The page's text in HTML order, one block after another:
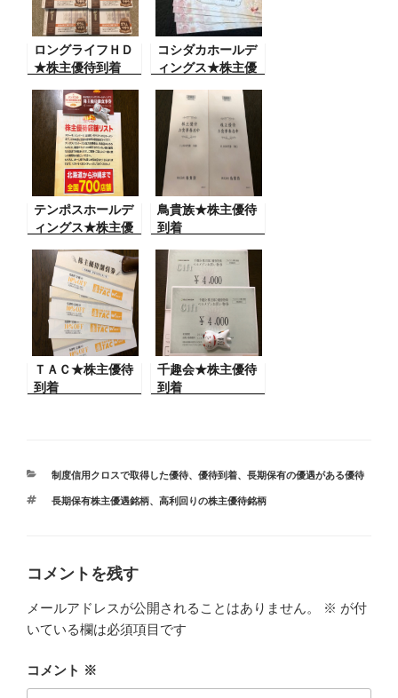
ロングライフＨＤ
★株主優待到着
コシダカホールデ
ィングス★株主優
テンポスホールデ
ィングス★株主優
鳥貴族★株主優待
到着
ＴＡＣ★株主優待
到着
千趣会★株主優待
到着
カ
ゴ
制度信用クロスで取得した優待、 優待到着、 長期保有の優遇がある優待
タ
長期保有株主優遇銘柄、 高利回りの株主優待銘柄
コメントを残す
メールアドレスが公開されることはありません。 ※ が付
いている欄は必須項目です
コメント ※